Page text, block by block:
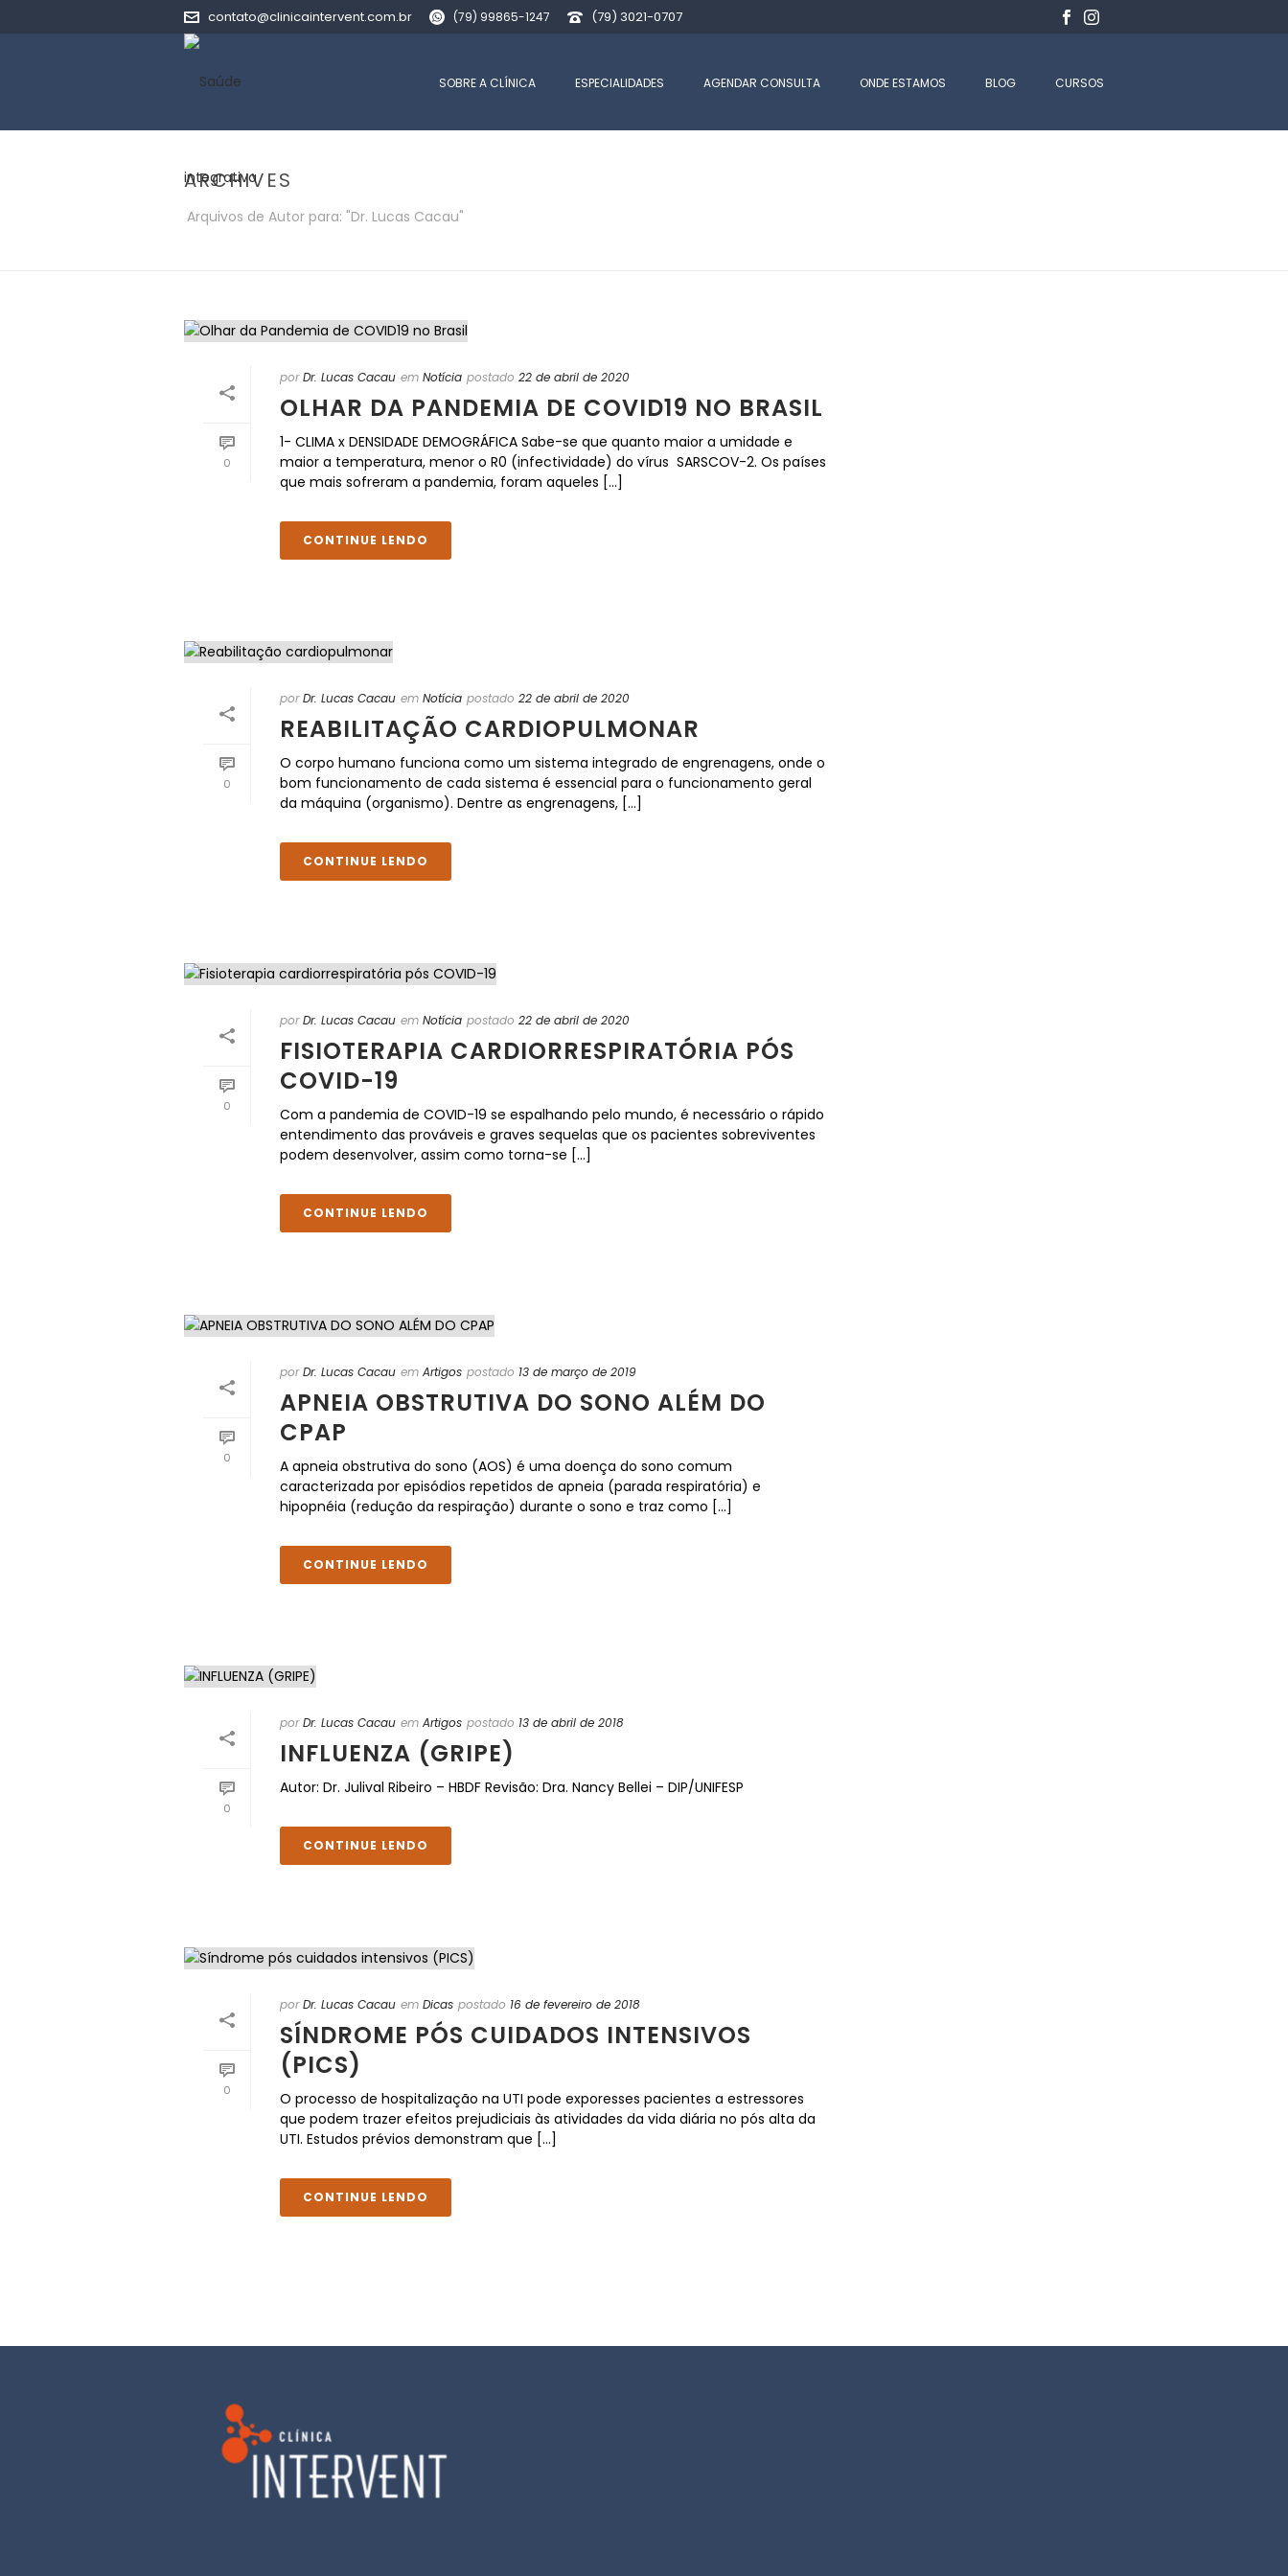
contato@clinicaintervent.com.br (79) 99865-1247 (79) 3021-0707
SOBRE A CLÍNICA ESPECIALIDADES AGENDAR CONSULTA ONDE ESTAMOS BLOG CURSOS
ARCHIVES
Arquivos de Autor para: "Dr. Lucas Cacau"
0
porDr. Lucas Cacau em Notícia postado 22 de abril de 2020
OLHAR DA PANDEMIA DE COVID19 NO BRASIL
1- CLIMA x DENSIDADE DEMOGRÁFICA Sabe-se que quanto maior a umidade e
maior a temperatura, menor o R0 (infectividade) do vírus SARSCOV-2. Os países
que mais sofreram a pandemia, foram aqueles [...]
CONTINUE LENDO
0
porDr. Lucas Cacau em Notícia postado 22 de abril de 2020
REABILITAÇÃO CARDIOPULMONAR
O corpo humano funciona como um sistema integrado de engrenagens, onde o
bom funcionamento de cada sistema é essencial para o funcionamento geral
da máquina (organismo). Dentre as engrenagens, [...]
CONTINUE LENDO
0
porDr. Lucas Cacau em Notícia postado 22 de abril de 2020
FISIOTERAPIA CARDIORRESPIRATÓRIA PÓS
COVID-19
Com a pandemia de COVID-19 se espalhando pelo mundo, é necessário o rápido
entendimento das prováveis e graves sequelas que os pacientes sobreviventes
podem desenvolver, assim como torna-se [...]
CONTINUE LENDO
0
porDr. Lucas Cacau em Artigos postado 13 de março de 2019
APNEIA OBSTRUTIVA DO SONO ALÉM DO
CPAP
A apneia obstrutiva do sono (AOS) é uma doença do sono comum
caracterizada por episódios repetidos de apneia (parada respiratória) e
hipopnéia (redução da respiração) durante o sono e traz como [...]
CONTINUE LENDO
0
porDr. Lucas Cacau em Artigos postado 13 de abril de 2018
INFLUENZA (GRIPE)
Autor: Dr. Julival Ribeiro – HBDF Revisão: Dra. Nancy Bellei – DIP/UNIFESP
CONTINUE LENDO
0
porDr. Lucas Cacau em Dicas postado 16 de fevereiro de 2018
SÍNDROME PÓS CUIDADOS INTENSIVOS
(PICS)
O processo de hospitalização na UTI pode exporesses pacientes a estressores
que podem trazer efeitos prejudiciais às atividades da vida diária no pós alta da
UTI. Estudos prévios demonstram que [...]
CONTINUE LENDO